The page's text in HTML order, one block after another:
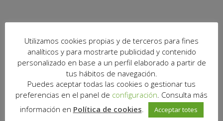
una sensació real de benestar.
Un entorn tranquil, proper i cuidat on desconnectar i recuperar
energia.
Telèfon:
669 971 678
Utilizamos cookies propias y de terceros para fines
analíticos y para mostrarte publicidad y contenido
personalizado en base a un perfil elaborado a partir de
tus hábitos de navegación.
Puedes aceptar todas las cookies o gestionar tus
preferencias en el panel de configuración. Consulta más
información en Política de cookies. Acceptar totes